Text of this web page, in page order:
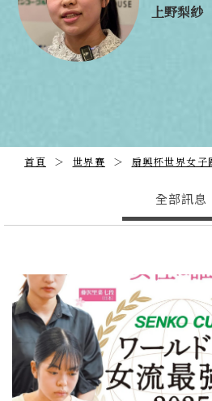
上野梨紗
首頁 世界賽 扇興杯世界女子
全部訊息
Previous